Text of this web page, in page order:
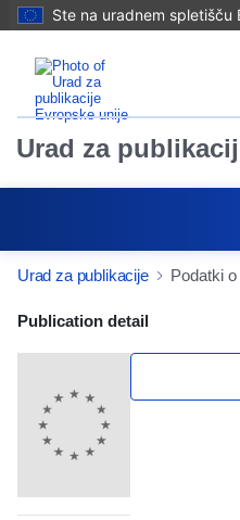
Ste na uradnem spletišču
Urad za
Urad za publikacije Podatki
Publication Detail
Publication detail